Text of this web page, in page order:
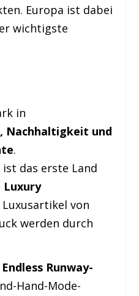
Europa ist dabei
wichtigste
in
Nachhaltigkeit und
.
das erste Land
Luxusartikel von
werden durch
Endless Runway-
Hand-Mode-